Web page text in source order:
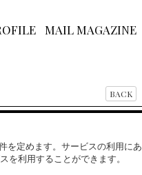
MAIL MAGAZINE
BACK
を定めます。サービスの利用にあ
を利用することができます。